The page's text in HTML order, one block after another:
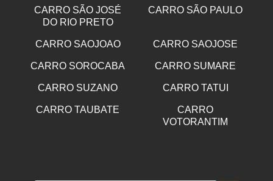
CARRO SÃO JOSÉ
DO RIO PRETO
CARRO SÃO PAULO
CARRO SAOJOAO CARRO SAOJOSE
CARRO SOROCABA CARRO SUMARE
CARRO SUZANO CARRO TATUI
CARRO TAUBATE
CARRO
VOTORANTIM